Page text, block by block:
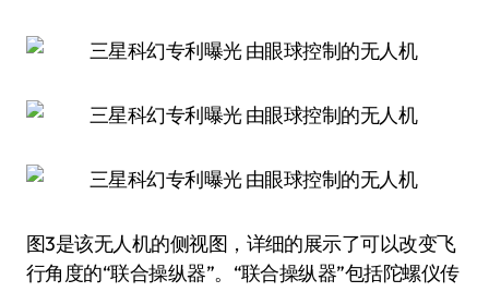
图3是该无人机的侧视图，详细的展示了可以改变飞
行角度的“联合操纵器”。“联合操纵器”包括陀螺仪传